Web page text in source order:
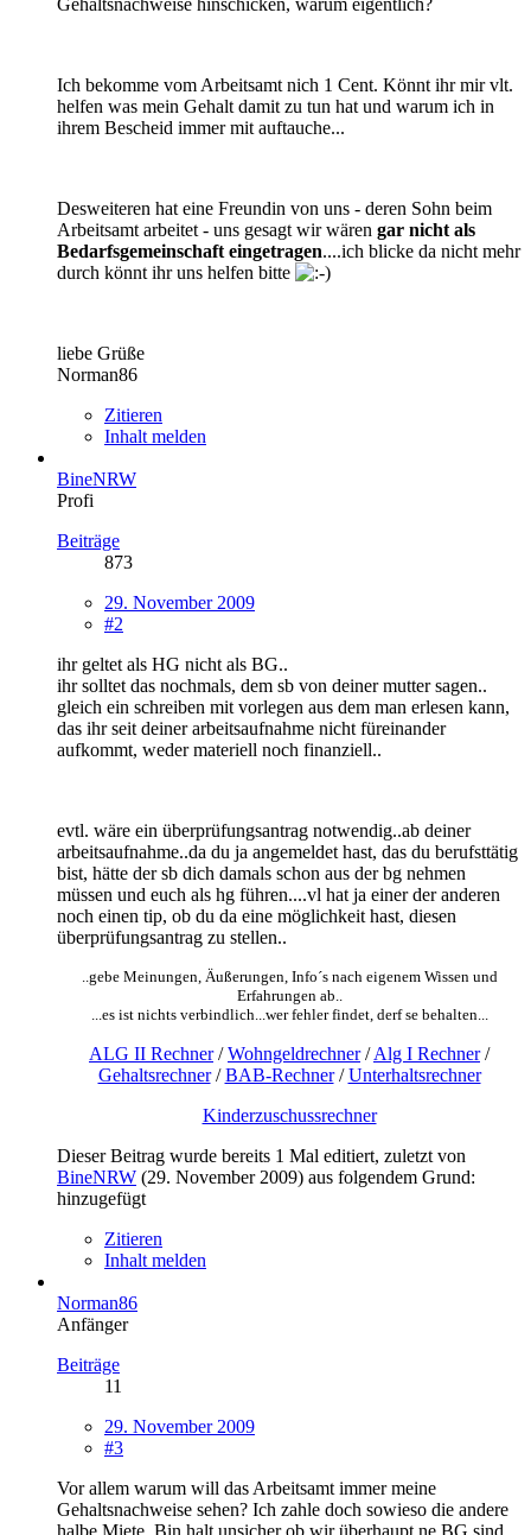
Ich bekomme vom Arbeitsamt nich 1 Cent. Könnt ihr mir vlt.
helfen was mein Gehalt damit zu tun hat und warum ich in
ihrem Bescheid immer mit auftauche...
Desweiteren hat eine Freundin von uns - deren Sohn beim
Arbeitsamt arbeitet - uns gesagt wir wären gar nicht als
Bedarfsgemeinschaft eingetragen....ich blicke da nicht mehr
durch könnt ihr uns helfen bitte
liebe Grüße
Norman86
Zitieren
Inhalt melden
BineNRW
Profi
Beiträge
873
29. November 2009
#2
ihr geltet als HG nicht als BG..
ihr solltet das nochmals, dem sb von deiner mutter sagen..
gleich ein schreiben mit vorlegen aus dem man erlesen kann,
das ihr seit deiner arbeitsaufnahme nicht füreinander
aufkommt, weder materiell noch finanziell..
evtl. wäre ein überprüfungsantrag notwendig..ab deiner
arbeitsaufnahme..da du ja angemeldet hast, das du berufsttätig
bist, hätte der sb dich damals schon aus der bg nehmen
müssen und euch als hg führen....vl hat ja einer der anderen
noch einen tip, ob du da eine möglichkeit hast, diesen
überprüfungsantrag zu stellen..
..gebe Meinungen, Äußerungen, Info´s nach eigenem Wissen und
Erfahrungen ab..
...es ist nichts verbindlich...wer fehler findet, derf se behalten...
ALG II Rechner/Wohngeldrechner/Alg I Rechner/
Gehaltsrechner/BAB-Rechner/Unterhaltsrechner
Kinderzuschussrechner
Dieser Beitrag wurde bereits 1 Mal editiert, zuletzt von
BineNRW (29. November 2009) aus folgendem Grund:
hinzugefügt
Zitieren
Inhalt melden
Norman86
Anfänger
Beiträge
11
29. November 2009
#3
Vor allem warum will das Arbeitsamt immer meine
Gehaltsnachweise sehen? Ich zahle doch sowieso die andere
halbe Miete. Bin halt unsicher ob wir überhaupt ne BG sind